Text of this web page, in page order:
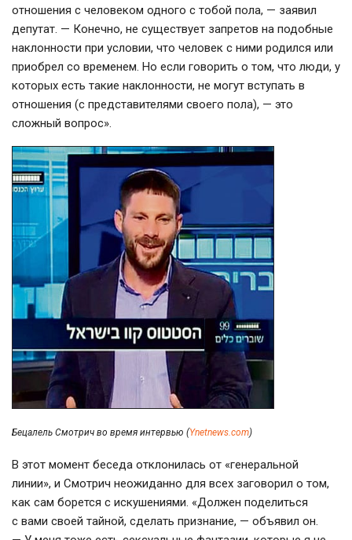
отношения с человеком одного с тобой пола, — заявил
депутат. — Конечно, не существует запретов на подобные
наклонности при условии, что человек с ними родился или
приобрел со временем. Но если говорить о том, что люди, у
которых есть такие наклонности, не могут вступать в
отношения (с представителями своего пола), — это
сложный вопрос».
Бецалель Смотрич во время интервью (Ynetnews.com)
В этот момент беседа отклонилась от «генеральной
линии», и Смотрич неожиданно для всех заговорил о том,
как сам борется с искушениями. «Должен поделиться
с вами своей тайной, сделать признание, — объявил он.